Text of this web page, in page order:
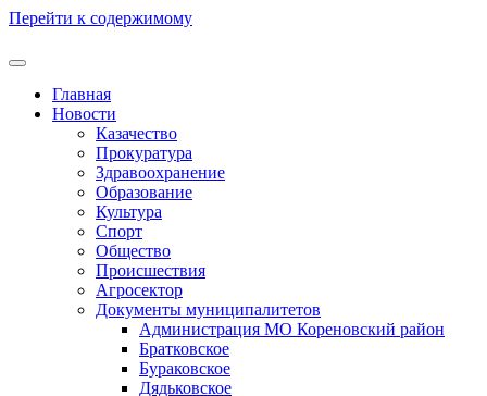
Перейти к содержимому
Главная
Новости
Казачество
Прокуратура
Здравоохранение
Образование
Культура
Спорт
Общество
Происшествия
Агросектор
Документы муниципалитетов
Администрация МО Кореновский район
Братковское
Бураковское
Дядьковское